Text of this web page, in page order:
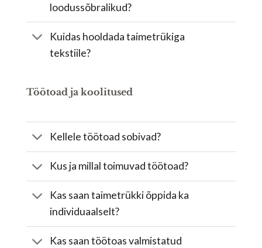
loodussõbralikud?
Kuidas hooldada taimetrükiga
tekstiile?
Töötoad ja koolitused
Kellele töötoad sobivad?
Kus ja millal toimuvad töötoad?
Kas saan taimetrükki õppida ka
individuaalselt?
Kas saan töötoas valmistatud